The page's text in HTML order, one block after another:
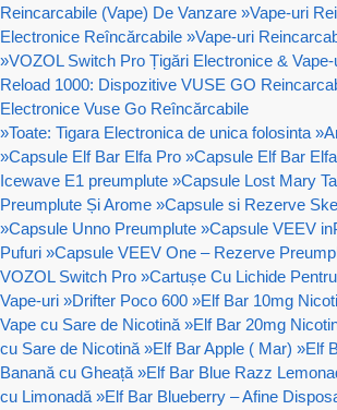
Reincarcabile (Vape) De Vanzare »Vape-uri
Electronice Reîncărcabile »Vape-uri
»VOZOL Switch Pro Țigări Electronice & Vape-
Reload 1000: Dispozitive VUSE GO
Electronice Vuse Go Reîncărcabile
»Toate: Tigara Electronica de unica folosinta »
»Capsule Elf Bar Elfa Pro »Capsule Elf Bar
Icewave E1 preumplute »Capsule Lost Mary
Preumplute Și Arome »Capsule si Rezerve
»Capsule Unno Preumplute »Capsule VEEV
Pufuri »Capsule VEEV One – Rezerve
VOZOL Switch Pro »Cartușe Cu Lichide
Vape-uri »Drifter Poco 600 »Elf Bar 10mg
Vape cu Sare de Nicotină »Elf Bar 20mg
cu Sare de Nicotină »Elf Bar Apple ( Mar) »Elf
Banană cu Gheață »Elf Bar Blue Razz
cu Limonadă »Elf Bar Blueberry – Afine